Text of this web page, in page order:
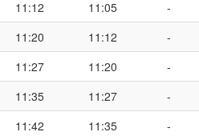
11:12 11:05 -
11:20 11:12 -
11:27 11:20 -
11:35 11:27 -
11:42 11:35 -